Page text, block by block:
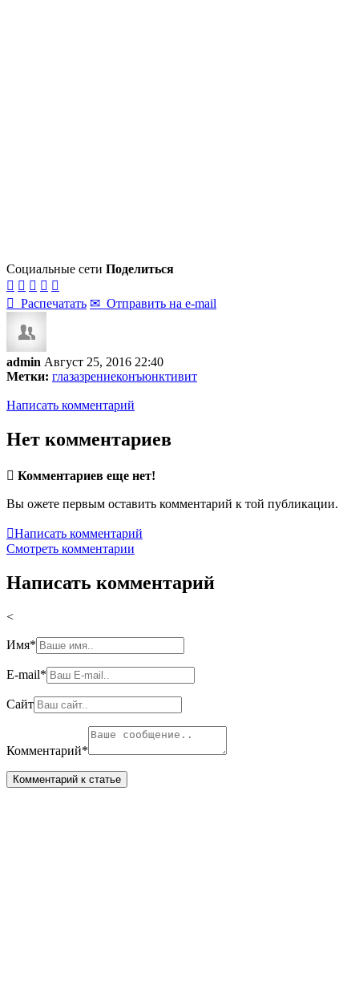
Социальные сети Поделиться
    
 Распечатать ✉ Отправить на e-mail
admin Август 25, 2016 22:40
Метки: глазазрениеконъюнктивит
Написать комментарий
Нет комментариев
 Комментариев еще нет!
Вы ожете первым оставить комментарий к той публикации.
Написать комментарий
Смотреть комментарии
Написать комментарий
<
Имя*
E-mail*
Сайт
Комментарий*